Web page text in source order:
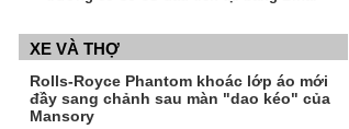
XE VÀ THỢ
Rolls-Royce Phantom khoác lớp áo mới
đầy sang chảnh sau màn "dao kéo" của
Mansory